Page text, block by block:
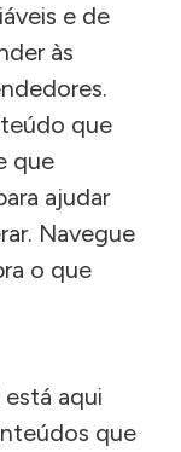
e de
às
que
que
ajudar
Navegue
o que
aqui
que